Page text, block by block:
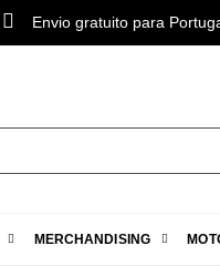
Envio gratuito para
MERCHANDISING